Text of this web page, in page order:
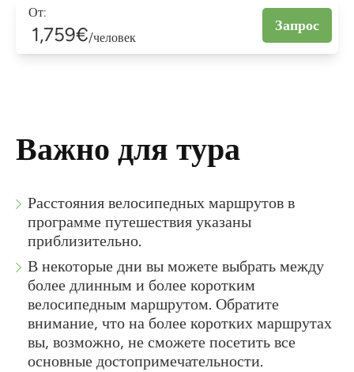
От:
1,759€/человек
Запрос
Важно для тура
Расстояния велосипедных маршрутов в
программе путешествия указаны
приблизительно.
В некоторые дни вы можете выбрать между
более длинным и более коротким
велосипедным маршрутом. Обратите
внимание, что на более коротких маршрутах
вы, возможно, не сможете посетить все
основные достопримечательности.